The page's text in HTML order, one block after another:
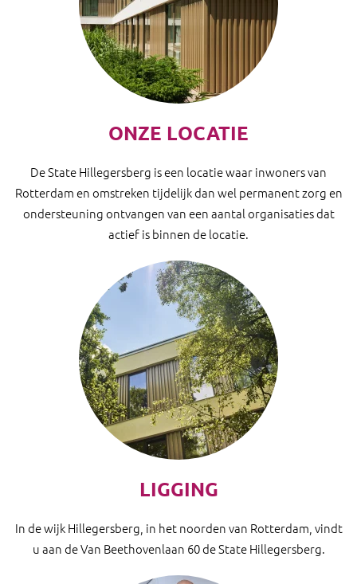
ONZE LOCATIE
De State Hillegersberg is een locatie waar inwoners van
Rotterdam en omstreken tijdelijk dan wel permanent zorg en
ondersteuning ontvangen van een aantal organisaties dat
actief is binnen de locatie.
LIGGING
In de wijk Hillegersberg, in het noorden van Rotterdam, vindt
u aan de Van Beethovenlaan 60 de State Hillegersberg.